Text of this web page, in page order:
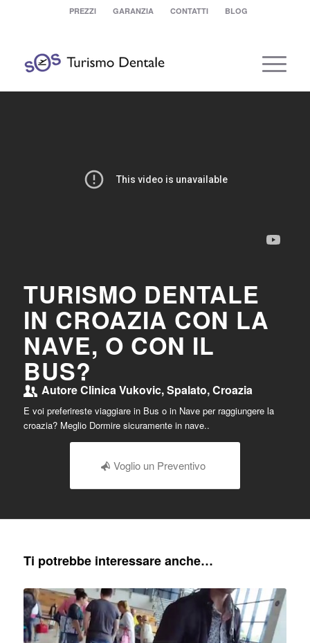
PREZZI GARANZIA CONTATTI BLOG
TURISMO DENTALE
IN CROAZIA CON LA
NAVE, O CON IL
BUS?
AutoreClinica Vukovic, Spalato, Croazia
E voi preferireste viaggiare in Bus o in Nave per raggiungere la
croazia? Meglio Dormire sicuramente in nave..
Voglio un Preventivo
Ti potrebbe interessare anche…